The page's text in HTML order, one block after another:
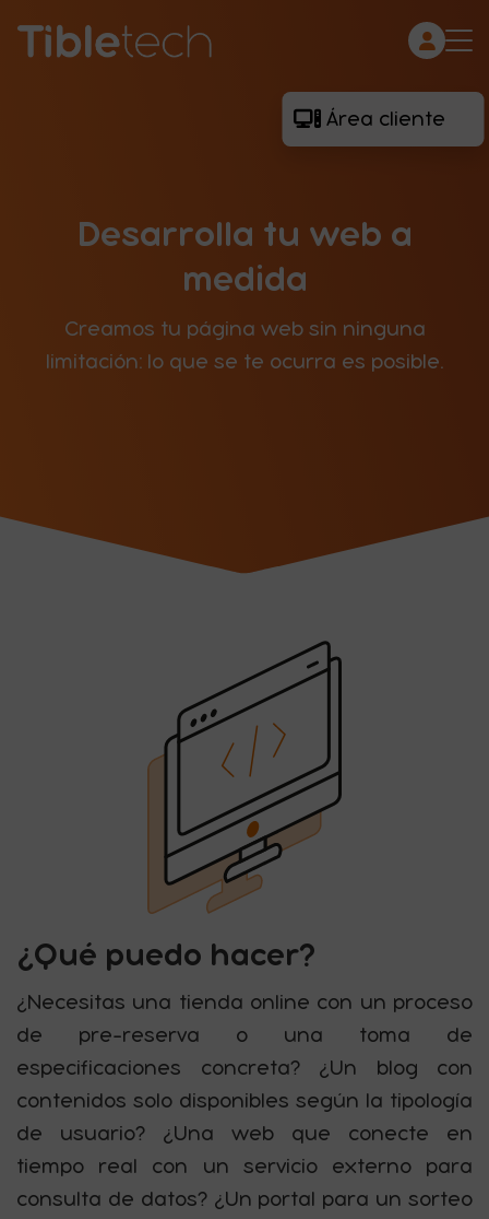
Área cliente
Infraestructura
Desarrolla tu web a
medida
Creamos tu página web sin ninguna
limitación: lo que se te ocurra es posible.
¿Qué puedo hacer?
¿Necesitas una tienda online con un proceso
de pre-reserva o una toma de
especificaciones concreta? ¿Un blog con
contenidos solo disponibles según la tipología
de usuario? ¿Una web que conecte en
tiempo real con un servicio externo para
consulta de datos? ¿Un portal para un sorteo